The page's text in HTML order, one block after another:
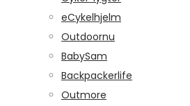
eCykelhjelm
Outdoornu
BabySam
Backpackerlife
Outmore